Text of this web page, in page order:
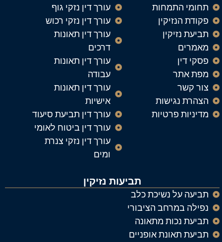
תחומי התמחות
פקודת הנזיקין
תביעת נזיקין
מאמרים
פסקי דין
מפת אתר
צור קשר
הצהרת נגישות
מדיניות פרטיות
עורך דין נזקי גוף
עורך דין נזקי רכוש
עורך דין תאונות
דרכים
עורך דין תאונות
עבודה
עורך דין תאונות
אישיות
עורך דין תביעת סיעוד
עורך דין ביטוח לאומי
עורך דין נזקי צנרת
ומים
תביעות נזיקין
תביעה על נשיכת כלב
נפילה במרחב הציבורי
תביעת נכות מתאונה
תביעת תאונת אופניים